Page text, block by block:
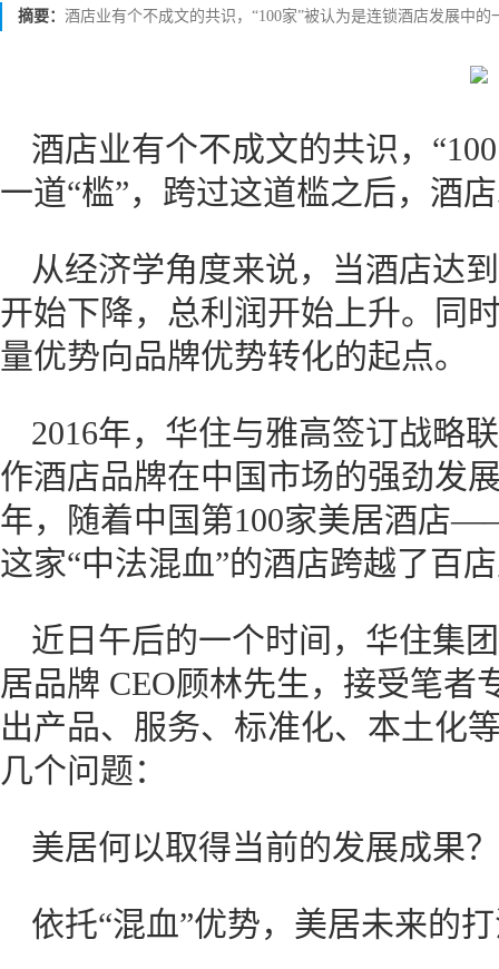
摘要： 酒店业有个不成文的共识，“100家”被认为是连锁酒店发展中
酒店业有个不成文的共识，
一道“槛”，跨过这道槛之后，酒
从经济学角度来说，当酒店达
开始下降，总利润开始上升。同
量优势向品牌优势转化的起点。
2016年，华住与雅高签订战略
作酒店品牌在中国市场的强劲发
年，随着中国第100家美居酒店
这家“中法混血”的酒店跨越了百
近日午后的一个时间，华住集
居品牌 CEO顾林先生，接受笔者
出产品、服务、标准化、本土化
几个问题：
美居何以取得当前的发展成果？
依托“混血”优势，美居未来的